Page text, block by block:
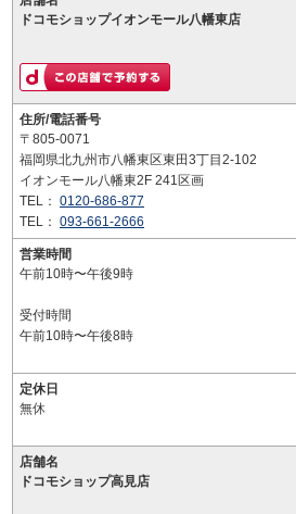
ドコモショップイオンモール八幡東店
住所/電話番号
〒805-0071
福岡県北九州市八幡東区東田3丁目2-102
イオンモール八幡東2F 241区画
TEL： 0120-686-877
TEL： 093-661-2666
営業時間
午前10時〜午後9時
受付時間
午前10時〜午後8時
定休日
無休
店舗名
ドコモショップ高見店